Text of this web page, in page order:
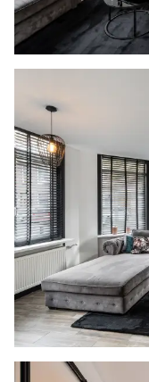
(2025)
- Cv-ketel
- VvE (€50,- per
- Bouwjaar 1941
- Energielabel D
- Oplevering in
Woonoppervlakte
De
De
eenduidige
het geven van
verschillen in